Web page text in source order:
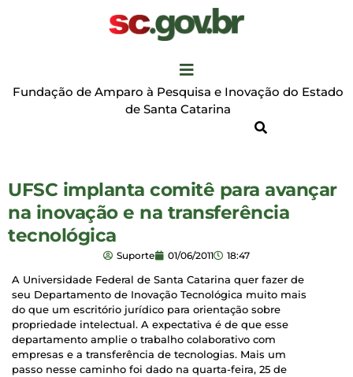
Fundação de Amparo à Pesquisa e Inovação do Estado
de Santa Catarina
UFSC implanta comitê para avançar
na inovação e na transferência
tecnológica
Suporte 01/06/2011 18:47
A Universidade Federal de Santa Catarina quer fazer de
seu Departamento de Inovação Tecnológica muito mais
do que um escritório jurídico para orientação sobre
propriedade intelectual. A expectativa é de que esse
departamento amplie o trabalho colaborativo com
empresas e a transferência de tecnologias. Mais um
passo nesse caminho foi dado na quarta-feira, 25 de